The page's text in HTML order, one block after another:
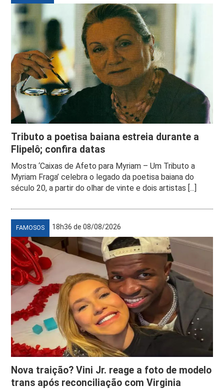
Tributo a poetisa baiana estreia durante a
Flipelô; confira datas
Mostra ‘Caixas de Afeto para Myriam – Um Tributo a
Myriam Fraga’ celebra o legado da poetisa baiana do
século 20, a partir do olhar de vinte e dois artistas [...]
FAMOSOS 18h36 de 08/08/2026
Nova traição? Vini Jr. reage a foto de modelo
trans após reconciliação com Virginia